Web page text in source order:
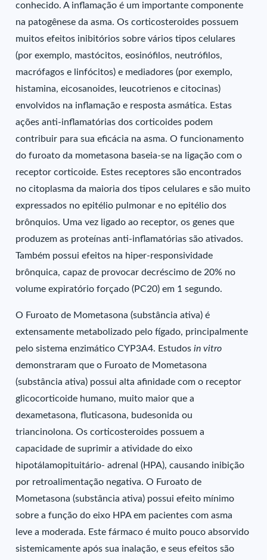
conhecido. A inflamação é um importante componente
na patogênese da asma. Os corticosteroides possuem
muitos efeitos inibitórios sobre vários tipos celulares
(por exemplo, mastócitos, eosinófilos, neutrófilos,
macrófagos e linfócitos) e mediadores (por exemplo,
histamina, eicosanoides, leucotrienos e citocinas)
envolvidos na inflamação e resposta asmática. Estas
ações anti-inflamatórias dos corticoides podem
contribuir para sua eficácia na asma. O funcionamento
do furoato da mometasona baseia-se na ligação com o
receptor corticoide. Estes receptores são encontrados
no citoplasma da maioria dos tipos celulares e são muito
expressados no epitélio pulmonar e no epitélio dos
brônquios. Uma vez ligado ao receptor, os genes que
produzem as proteínas anti-inflamatórias são ativados.
Também possui efeitos na hiper-responsividade
brônquica, capaz de provocar decréscimo de 20% no
volume expiratório forçado (PC20) em 1 segundo.
O Furoato de Mometasona (substância ativa) é
extensamente metabolizado pelo fígado, principalmente
pelo sistema enzimático CYP3A4. Estudosin vitro
demonstraram que o Furoato de Mometasona
(substância ativa) possui alta afinidade com o receptor
glicocorticoide humano, muito maior que a
dexametasona, fluticasona, budesonida ou
triancinolona. Os corticosteroides possuem a
capacidade de suprimir a atividade do eixo
hipotálamopituitário- adrenal (HPA), causando inibição
por retroalimentação negativa. O Furoato de
Mometasona (substância ativa) possui efeito mínimo
sobre a função do eixo HPA em pacientes com asma
leve a moderada. Este fármaco é muito pouco absorvido
sistemicamente após sua inalação, e seus efeitos são